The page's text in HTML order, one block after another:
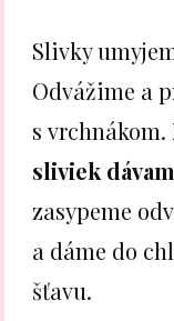
Slivky
Odvážime a
s vrchnákom.
sliviek
zasypeme
a dáme do
šťavu.